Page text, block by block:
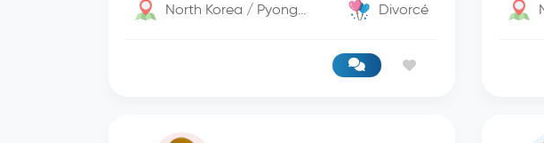
North Korea / PyongYang Divorcé